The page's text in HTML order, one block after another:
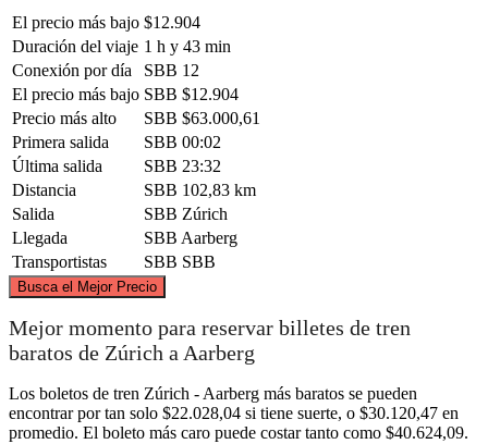
El precio más bajo $12.904
Duración del viaje 1 h y 43 min
Conexión por día
SBB 12
El precio más bajo SBB $12.904
Precio más alto
SBB $63.000,61
Primera salida
SBB 00:02
Última salida
SBB 23:32
Distancia
SBB 102,83 km
Salida
SBB Zúrich
Llegada
SBB Aarberg
Transportistas
SBB SBB
Busca el Mejor Precio
Mejor momento para reservar billetes de tren
baratos de Zúrich a Aarberg
Los boletos de tren Zúrich - Aarberg más baratos se pueden
encontrar por tan solo $22.028,04 si tiene suerte, o $30.120,47 en
promedio. El boleto más caro puede costar tanto como $40.624,09.